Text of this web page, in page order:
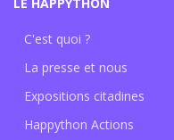
C'est quoi ?
La presse et nous
Expositions citadines
Happython Actions